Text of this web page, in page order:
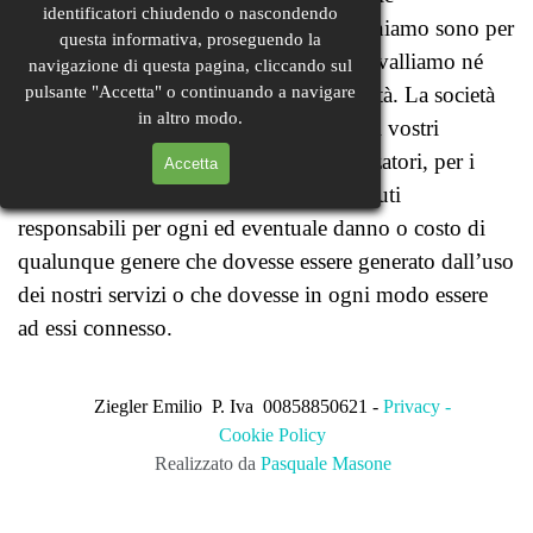
identificatori chiudendo o nascondendo
questa informativa, proseguendo la
navigazione di questa pagina, cliccando sul
pulsante "Accetta" o continuando a navigare
in altro modo.
Accetta
informazioni qui reperite. I link che forniamo sono per
vostra pura e semplice comodità. Non avalliamo né
raccomandiamo i servizi di alcuna società. La società
che selezionate è la sola responsabile nei vostri
confronti e/o nei confronti di altri utilizzatori, per i
propri servizi. Non potremo essere ritenuti
responsabili per ogni ed eventuale danno o costo di
qualunque genere che dovesse essere generato dall’uso
dei nostri servizi o che dovesse in ogni modo essere
ad essi connesso.
Ziegler Emilio P. Iva 00858850621 - Privacy -
Cookie Policy
Realizzato da Pasquale Masone